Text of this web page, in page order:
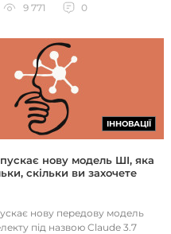
9 771 0
ІННОВАЦІЇ
нову модель ШІ, яка
скільки ви захочете
нову передову модель
під назвою Claude 3.7